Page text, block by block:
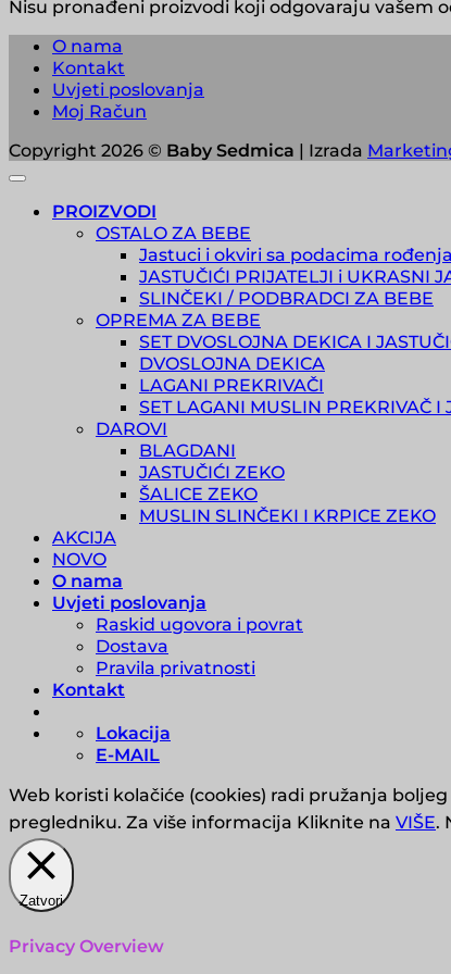
Nisu pronađeni proizvodi koji odgovaraju vašem
O nama
Kontakt
Uvjeti poslovanja
Moj Račun
Copyright 2026 © Baby Sedmica | Izrada
PROIZVODI
OSTALO ZA BEBE
Jastuci i okviri sa podacima rođenja
JASTUČIĆI PRIJATELJI i UKRASNI
SLINČEKI / PODBRADCI ZA BEBE
OPREMA ZA BEBE
SET DVOSLOJNA DEKICA I
DVOSLOJNA DEKICA
LAGANI PREKRIVAČI
SET LAGANI MUSLIN PREKRIVAČ I
DAROVI
BLAGDANI
JASTUČIĆI ZEKO
ŠALICE ZEKO
MUSLIN SLINČEKI I KRPICE ZEKO
AKCIJA
NOVO
O nama
Uvjeti poslovanja
Raskid ugovora i povrat
Dostava
Pravila privatnosti
Kontakt
Lokacija
E-MAIL
Web koristi kolačiće (cookies) radi pružanja
pregledniku. Za više informacija Kliknite na VIŠE.
Zatvori
Privacy Overview